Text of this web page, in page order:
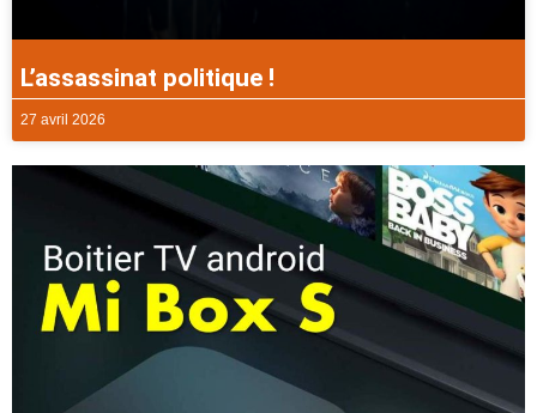
L’assassinat politique !
27 avril 2026